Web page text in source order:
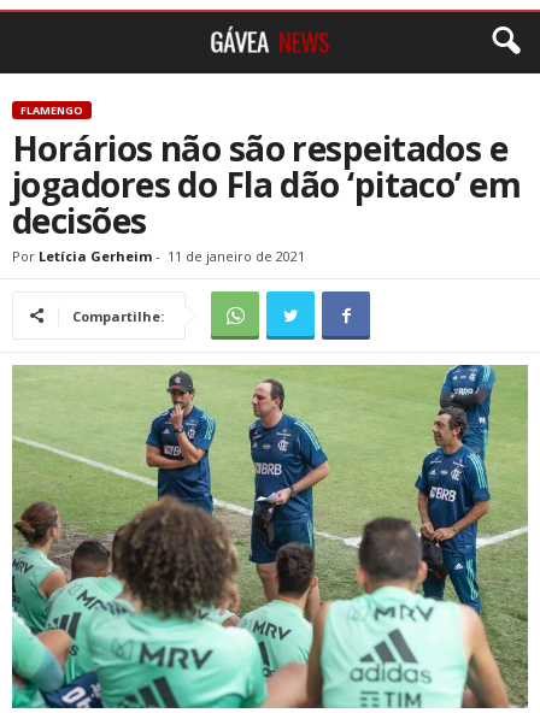
FLAMENGO
Horários não são respeitados e
jogadores do Fla dão ‘pitaco’ em
decisões
Por Letícia Gerheim - 11 de janeiro de 2021
Compartilhe: